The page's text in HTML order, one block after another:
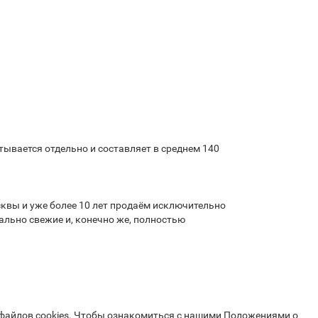
отдельно и составляет в среднем 140
и уже более 10 лет продаём исключительно
свежие и, конечно же, полностью
cookies. Чтобы ознакомиться с нашими Положениями о